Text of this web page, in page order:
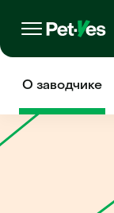
О заводчике